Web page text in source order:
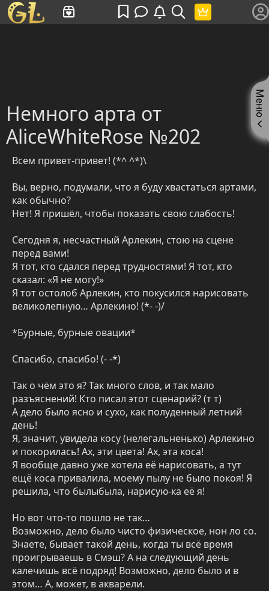
Немного арта от
AliceWhiteRose №202
Всем привет-привет! (*^ ^*)\
Вы, верно, подумали, что я буду хвастаться артами,
как обычно?
Нет! Я пришёл, чтобы показать свою слабость!
Сегодня я, несчастный Арлекин, стою на сцене
перед вами!
Я тот, кто сдался перед трудностями! Я тот, кто
сказал: «Я не могу!»
Я тот остолоб Арлекин, кто покусился нарисовать
великолепную… Арлекино! (*- -)/
*Бурные, бурные овации*
Спасибо, спасибо! (- -*)
Так о чём это я? Так много слов, и так мало
разъяснений! Кто писал этот сценарий? (т т)
А дело было ясно и сухо, как полуденный летний
день!
Я, значит, увидела косу (нелегальненько) Арлекино
и покорилась! Ах, эти цвета! Ах, эта коса!
Я вообще давно уже хотела её нарисовать, а тут
ещё коса привалила, моему пылу не было покоя! Я
решила, что былыбыла, нарисую-ка её я!
Но вот что-то пошло не так…
Возможно, дело было чисто физическое, нон ло со.
Знаете, бывает такой день, когда ты всё время
проигрываешь в Смэш? А на следующий день
калечишь всё подряд! Возможно, дело было и в
этом… А, может, в акварели.
Меню